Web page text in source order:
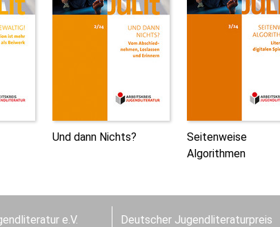
Und dann Nichts?
Seitenweise
Algorithmen
e.V.
Deutscher Jugendliteraturpreis